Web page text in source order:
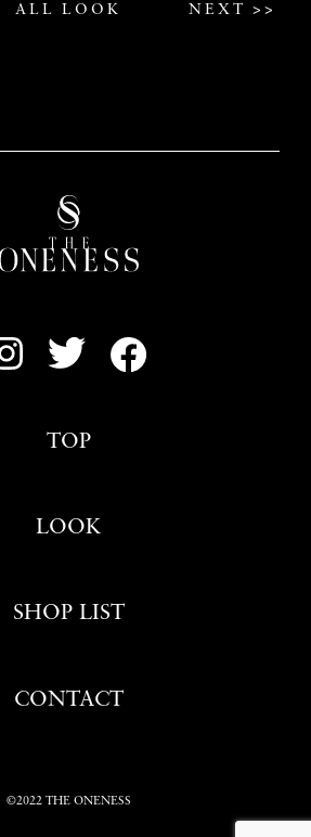
ALL LOOK NEXT >>
TOP
LOOK
SHOP LIST
CONTACT
©2022 THE ONENESS